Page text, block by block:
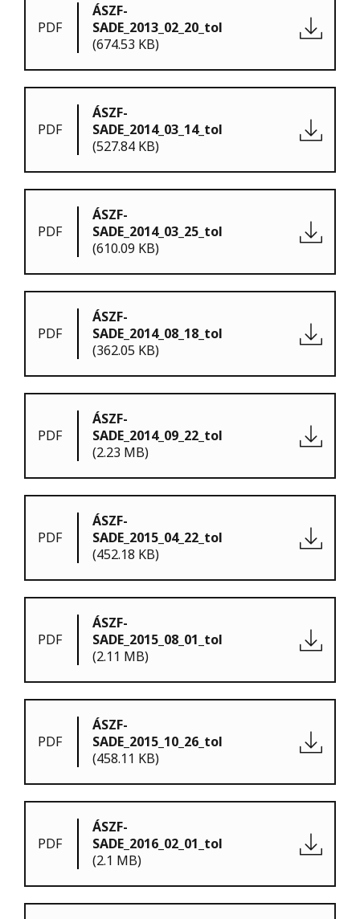
PDF
ÁSZF-
SADE_2013_02_20_tol
(674.53 KB)
PDF
ÁSZF-
SADE_2014_03_14_tol
(527.84 KB)
PDF
ÁSZF-
SADE_2014_03_25_tol
(610.09 KB)
PDF
ÁSZF-
SADE_2014_08_18_tol
(362.05 KB)
PDF
ÁSZF-
SADE_2014_09_22_tol
(2.23 MB)
PDF
ÁSZF-
SADE_2015_04_22_tol
(452.18 KB)
PDF
ÁSZF-
SADE_2015_08_01_tol
(2.11 MB)
PDF
ÁSZF-
SADE_2015_10_26_tol
(458.11 KB)
PDF
ÁSZF-
SADE_2016_02_01_tol
(2.1 MB)